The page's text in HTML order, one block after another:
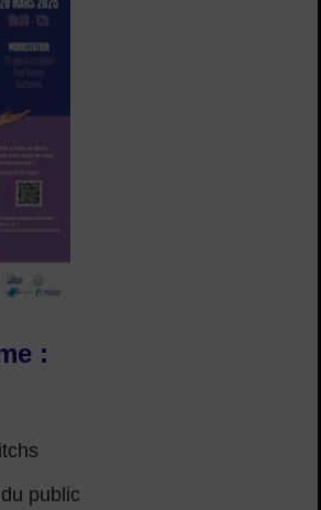
:
public